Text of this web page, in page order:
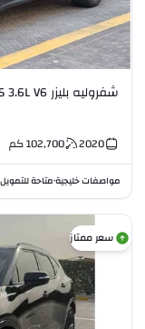
شفروليه بليزر RS 3.6L V6
2020
102,700كم
مواصفات خليجية•متاحة للتمويل
سعر ممتاز